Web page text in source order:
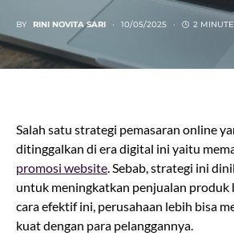
BY RINI NOVITA SARI 10/05/2025 2
Salah satu strategi pemasaran online
ditinggalkan di era digital ini yaitu
promosi website. Sebab, strategi ini
untuk meningkatkan penjualan produk
cara efektif ini, perusahaan lebih bisa
kuat dengan para pelanggannya.